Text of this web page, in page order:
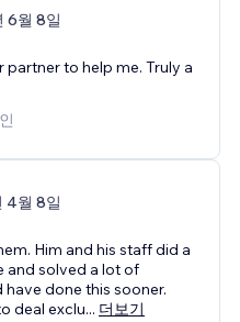
6월 8일
to help me. Truly a
4월 8일
Him and his staff did a
and solved a lot of
done this sooner.
deal exclu... 더보기